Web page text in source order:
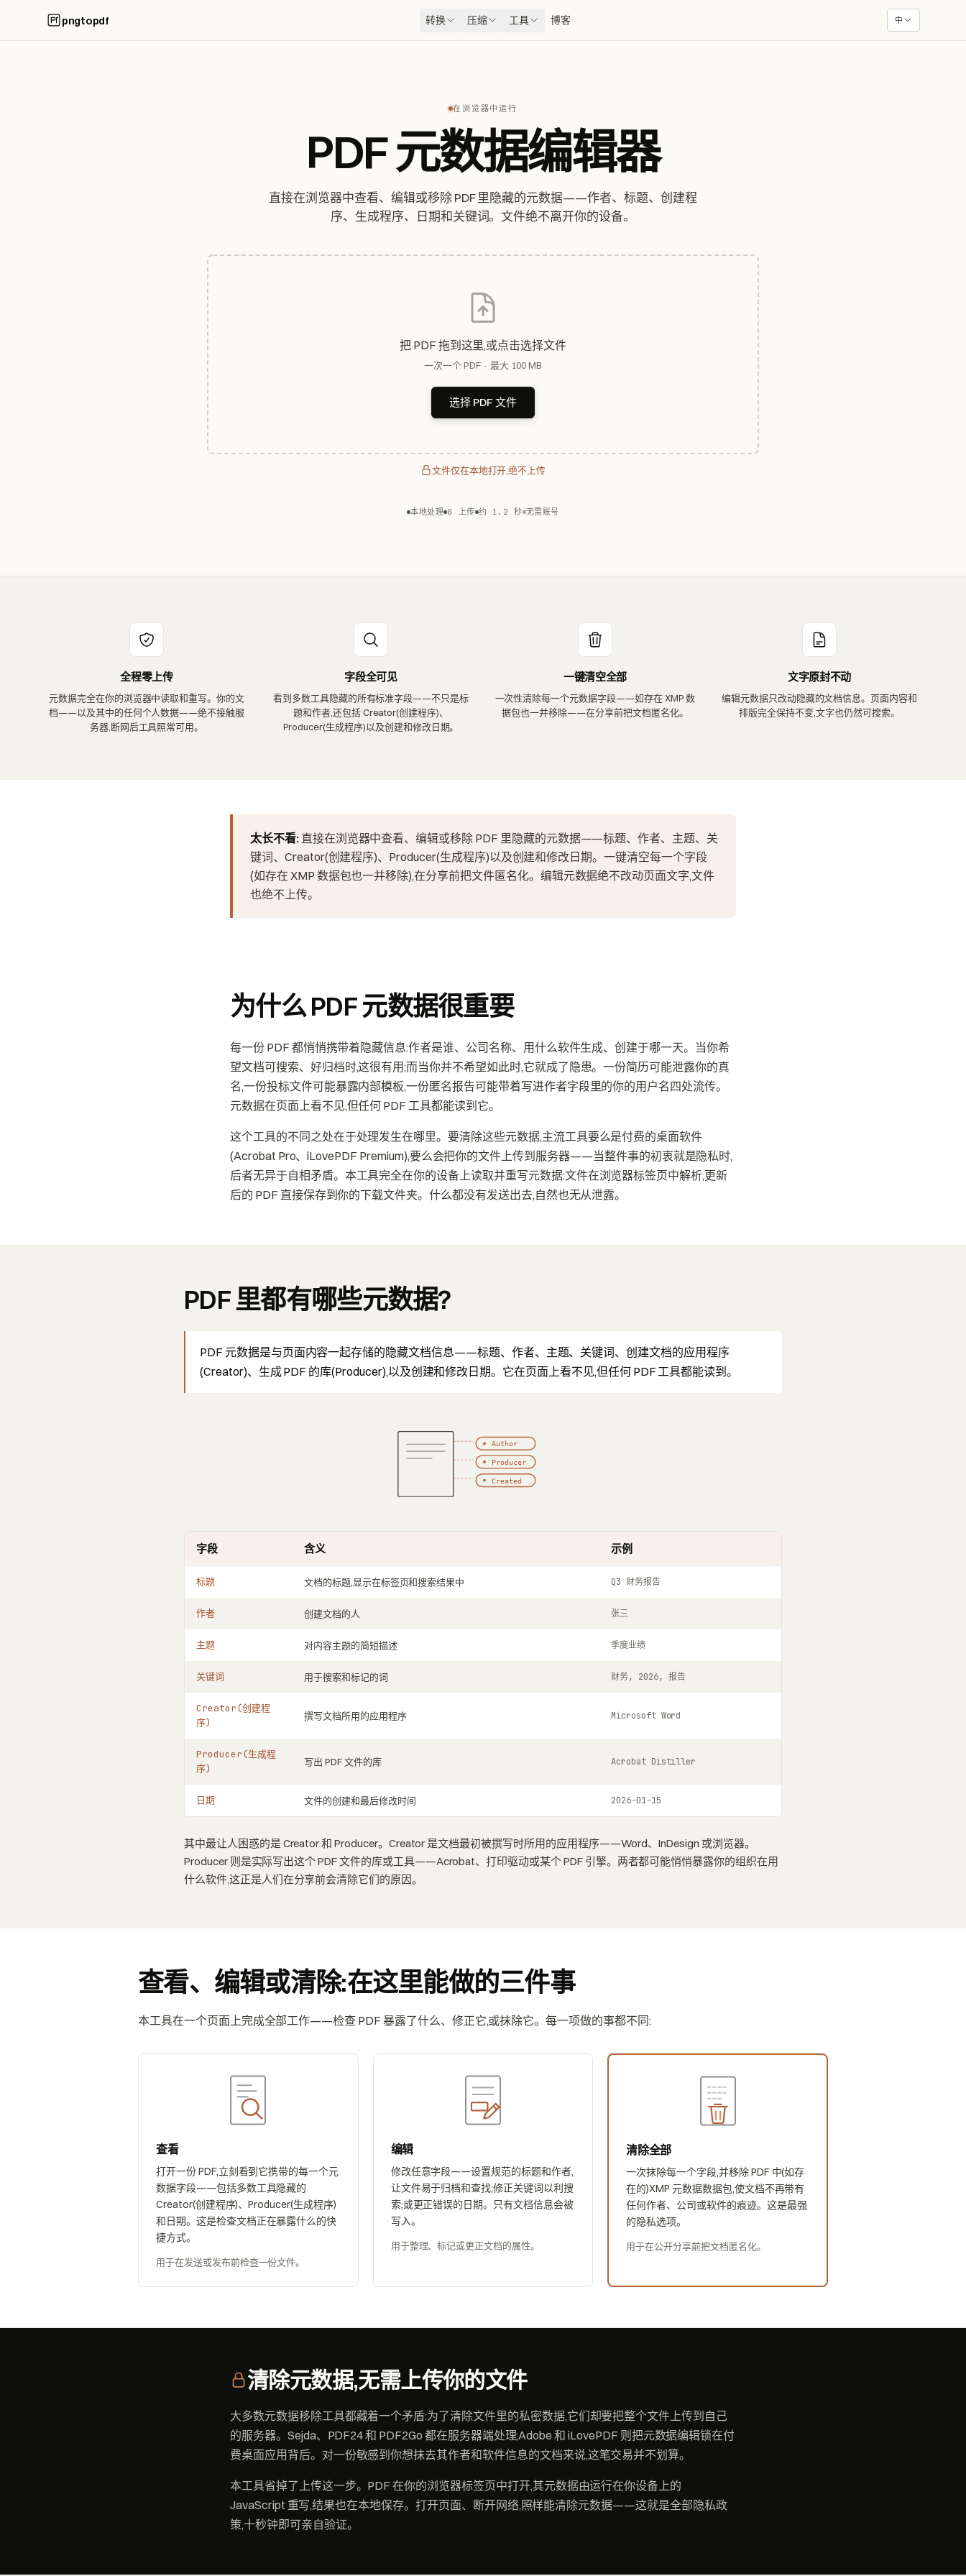
pngtopdf 转换 压缩 工具 博客 中
在浏览器中运行
PDF 元数据编辑器
直接在浏览器中查看、编辑或移除 PDF 里隐藏的元数据——作者、标题、创建程
序、生成程序、日期和关键词。文件绝不离开你的设备。
把 PDF 拖到这里,或点击选择文件
一次一个 PDF · 最大 100 MB
选择 PDF 文件
文件仅在本地打开,绝不上传
本地处理 0 上传 约 1.2 秒 无需账号
全程零上传
元数据完全在你的浏览器中读取和重写。你的文
档——以及其中的任何个人数据——绝不接触服
务器,断网后工具照常可用。
字段全可见
看到多数工具隐藏的所有标准字段——不只是标
题和作者,还包括 Creator(创建程序)、
Producer(生成程序)以及创建和修改日期。
一键清空全部
一次性清除每一个元数据字段——如存在 XMP 数
据包也一并移除——在分享前把文档匿名化。
文字原封不动
编辑元数据只改动隐藏的文档信息。页面内容和
排版完全保持不变,文字也仍然可搜索。
太长不看: 直接在浏览器中查看、编辑或移除 PDF 里隐藏的元数据——标题、作者、主题、关
键词、Creator(创建程序)、Producer(生成程序)以及创建和修改日期。一键清空每一个字段
(如存在 XMP 数据包也一并移除),在分享前把文件匿名化。编辑元数据绝不改动页面文字,文件
也绝不上传。
为什么 PDF 元数据很重要
每一份 PDF 都悄悄携带着隐藏信息:作者是谁、公司名称、用什么软件生成、创建于哪一天。当你希
望文档可搜索、好归档时,这很有用;而当你并不希望如此时,它就成了隐患。一份简历可能泄露你的真
名,一份投标文件可能暴露内部模板,一份匿名报告可能带着写进作者字段里的你的用户名四处流传。
元数据在页面上看不见,但任何 PDF 工具都能读到它。
这个工具的不同之处在于处理发生在哪里。要清除这些元数据,主流工具要么是付费的桌面软件
(Acrobat Pro、iLovePDF Premium),要么会把你的文件上传到服务器——当整件事的初衷就是隐私时,
后者无异于自相矛盾。本工具完全在你的设备上读取并重写元数据:文件在浏览器标签页中解析,更新
后的 PDF 直接保存到你的下载文件夹。什么都没有发送出去,自然也无从泄露。
PDF 里都有哪些元数据?
PDF 元数据是与页面内容一起存储的隐藏文档信息——标题、作者、主题、关键词、创建文档的应用程序
(Creator)、生成 PDF 的库(Producer),以及创建和修改日期。它在页面上看不见,但任何 PDF 工具都能读到。
Author
Producer
Created
字段 含义 示例
标题 文档的标题,显示在标签页和搜索结果中 Q3 财务报告
作者 创建文档的人 张三
主题 对内容主题的简短描述 季度业绩
关键词 用于搜索和标记的词 财务, 2026, 报告
Creator(创建程
序)
撰写文档所用的应用程序 Microsoft Word
Producer(生成程
序)
写出 PDF 文件的库 Acrobat Distiller
日期 文件的创建和最后修改时间 2026-01-15
其中最让人困惑的是 Creator 和 Producer。Creator 是文档最初被撰写时所用的应用程序——Word、InDesign 或浏览器。
Producer 则是实际写出这个 PDF 文件的库或工具——Acrobat、打印驱动或某个 PDF 引擎。两者都可能悄悄暴露你的组织在用
什么软件,这正是人们在分享前会清除它们的原因。
查看、编辑或清除:在这里能做的三件事
本工具在一个页面上完成全部工作——检查 PDF 暴露了什么、修正它,或抹除它。每一项做的事都不同:
查看
打开一份 PDF,立刻看到它携带的每一个元
数据字段——包括多数工具隐藏的
Creator(创建程序)、Producer(生成程序)
和日期。这是检查文档正在暴露什么的快
捷方式。
用于在发送或发布前检查一份文件。
编辑
修改任意字段——设置规范的标题和作者,
让文件易于归档和查找;修正关键词以利搜
索;或更正错误的日期。只有文档信息会被
写入。
用于整理、标记或更正文档的属性。
清除全部
一次抹除每一个字段,并移除 PDF 中(如存
在的)XMP 元数据数据包,使文档不再带有
任何作者、公司或软件的痕迹。这是最强
的隐私选项。
用于在公开分享前把文档匿名化。
清除元数据,无需上传你的文件
大多数元数据移除工具都藏着一个矛盾:为了清除文件里的私密数据,它们却要把整个文件上传到自己
的服务器。Sejda、PDF24 和 PDF2Go 都在服务器端处理;Adobe 和 iLovePDF 则把元数据编辑锁在付
费桌面应用背后。对一份敏感到你想抹去其作者和软件信息的文档来说,这笔交易并不划算。
本工具省掉了上传这一步。PDF 在你的浏览器标签页中打开,其元数据由运行在你设备上的
JavaScript 重写,结果也在本地保存。打开页面、断开网络,照样能清除元数据——这就是全部隐私政
策,十秒钟即可亲自验证。